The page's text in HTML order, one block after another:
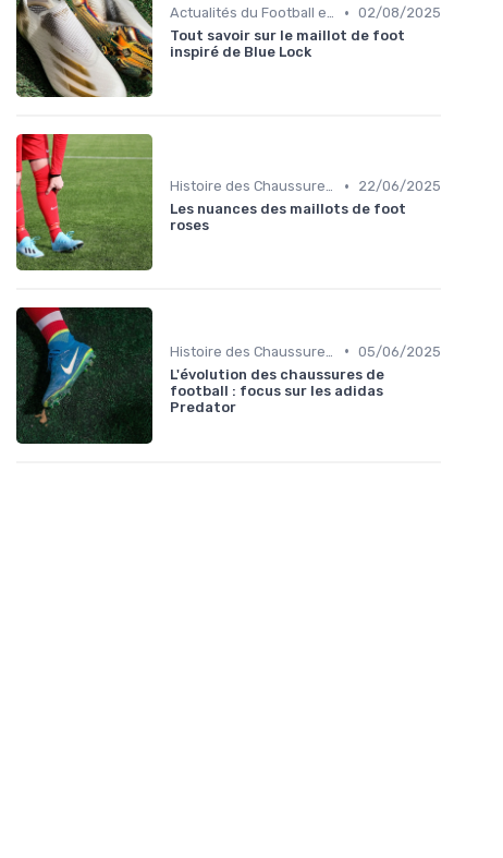
Actualités du Football et Nouveautés • 02/08/2025
Tout savoir sur le maillot de foot
inspiré de Blue Lock
Histoire des Chaussures de Football •
22/06/2025
Les nuances des maillots de foot
roses
• 05/06/2025
L'évolution des chaussures de
football : focus sur les adidas
Predator